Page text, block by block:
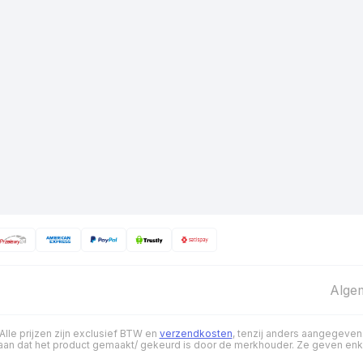
Alle prijzen zijn exclusief BTW en verzendkosten, tenzij anders aangegeven.
dat het product gemaakt/ gekeurd is door de merkhouder. Ze geven